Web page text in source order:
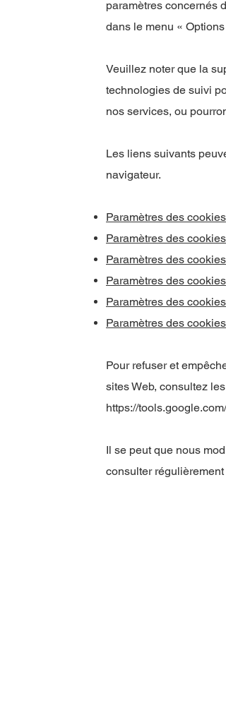
paramètres concernés
dans le menu «
Veuillez noter que la
technologies de suivi
nos services, ou
Les liens suivants
navigateur.
Paramètres des cookies
Paramètres des
Paramètres des
Paramètres des
Paramètres des
Paramètres des
Pour refuser et
sites Web, consultez
https://
Il se peut que nous
consulter